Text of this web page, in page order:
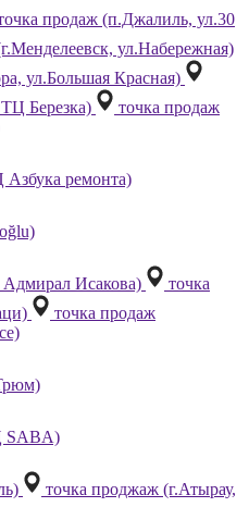
продаж (п.Джалиль, ул.30
ул.Набережная)
ул.Большая Красная)
Березка)
точка продаж
ремонта)
Адмирал Исакова)
точка
точка продаж
SABA)
точка проджаж (г.Атырау,